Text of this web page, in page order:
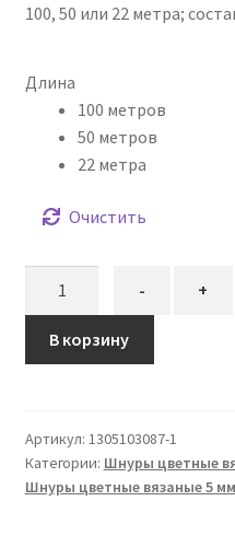
100, 50 или 22 метра;
Длина
100 метров
50 метров
22 метра
Очистить
Шнур
вязаный
серый
тёплый
с
- +
В корзину
Артикул: 1305103087-1
Категории: Шнуры цветные
Шнуры цветные вязаные 5